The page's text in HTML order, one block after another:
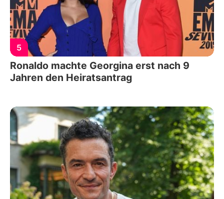
5
Ronaldo machte Georgina erst nach 9
Jahren den Heiratsantrag